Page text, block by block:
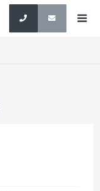
検索